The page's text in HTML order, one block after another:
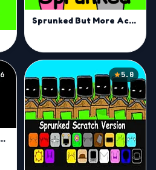
Sprunked But More Accurate Mod
Demo)
5.0